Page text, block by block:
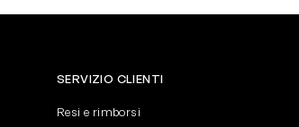
SERVIZIO CLIENTI
Resi e rimborsi